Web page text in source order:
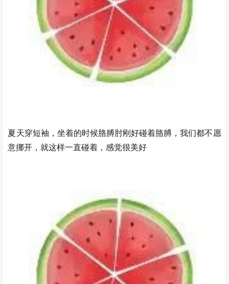
夏天穿短袖，坐着的时候胳膊肘刚好碰着胳膊，我们都不愿
意挪开，就这样一直碰着，感觉很美好